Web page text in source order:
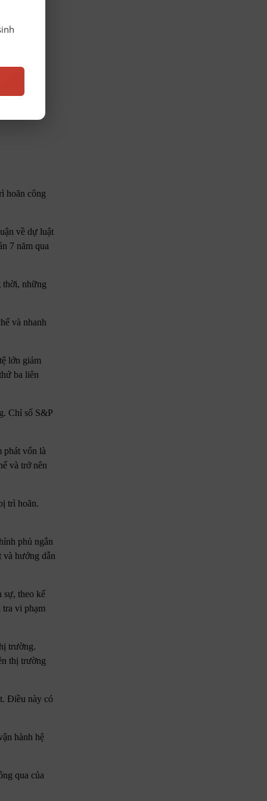
hoãn công
về dự luật
7 năm qua
thời, những
và nhanh
lớn giảm
ba liên
Chỉ số S&P
phát vốn là
và trở nên
trì hoãn.
phủ ngắn
và hướng dẫn
sự, theo kế
tra vi phạm
trường.
thị trường
Điều này có
hành hệ
qua của